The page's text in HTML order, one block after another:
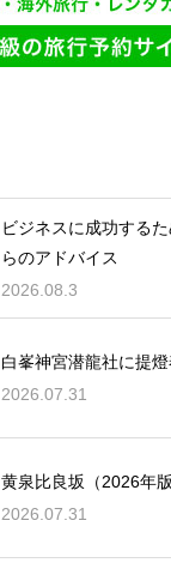
ビジネスに成功する
らのアドバイス
2026.08.3
白峯神宮潜龍社に提
2026.07.31
黄泉比良坂（2026年版
2026.07.31